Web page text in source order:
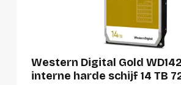
Western Digital Gold
interne harde schijf 14 TB